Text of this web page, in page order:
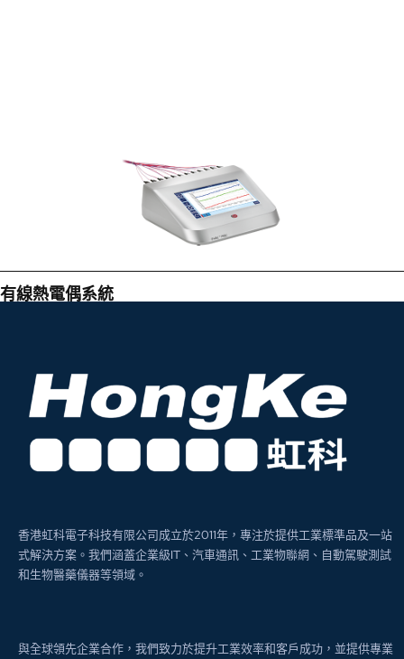
有線熱電偶系統
香港虹科電子科技有限公司成立於2011年，專注於提供工業標準品及一站
式解決方案。我們涵蓋企業級IT、汽車通訊、工業物聯網、自動駕駛測試
和生物醫藥儀器等領域。
與全球領先企業合作，我們致力於提升工業效率和客戶成功，並提供專業